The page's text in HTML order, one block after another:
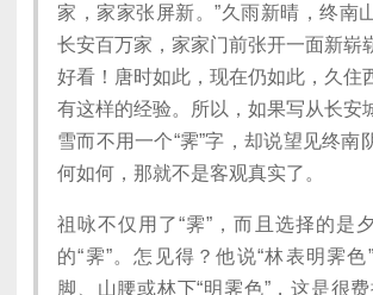
家，家家张屏新。”久雨新晴，终南
长安百万家，家家门前张开一面新崭
好看！唐时如此，现在仍如此，久住
有这样的经验。所以，如果写从长安
雪而不用一个“霁”字，却说望见终南
何如何，那就不是客观真实了。
祖咏不仅用了“霁”，而且选择的是
的“霁”。怎见得？他说“林表明霁色
脚、山腰或林下“明霁色”，这是很